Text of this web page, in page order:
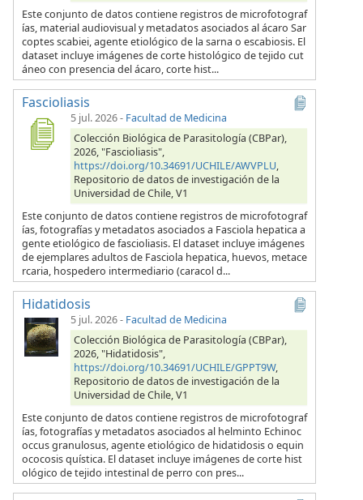
Este conjunto de datos contiene registros de microfotograf
ías, material audiovisual y metadatos asociados al ácaro Sar
coptes scabiei, agente etiológico de la sarna o escabiosis. El
dataset incluye imágenes de corte histológico de tejido cut
áneo con presencia del ácaro, corte hist...
Fascioliasis
5 jul. 2026- Facultad de Medicina
Colección Biológica de Parasitología (CBPar),
2026, "Fascioliasis",
https://doi.org/10.34691/UCHILE/AWVPLU,
Repositorio de datos de investigación de la
Universidad de Chile, V1
Este conjunto de datos contiene registros de microfotograf
ías, fotografías y metadatos asociados a Fasciola hepatica a
gente etiológico de fascioliasis. El dataset incluye imágenes
de ejemplares adultos de Fasciola hepatica, huevos, metace
rcaria, hospedero intermediario (caracol d...
Hidatidosis
5 jul. 2026- Facultad de Medicina
Colección Biológica de Parasitología (CBPar),
2026, "Hidatidosis",
https://doi.org/10.34691/UCHILE/GPPT9W,
Repositorio de datos de investigación de la
Universidad de Chile, V1
Este conjunto de datos contiene registros de microfotograf
ías, fotografías y metadatos asociados al helminto Echinoc
occus granulosus, agente etiológico de hidatidosis o equin
ococosis quística. El dataset incluye imágenes de corte hist
ológico de tejido intestinal de perro con pres...